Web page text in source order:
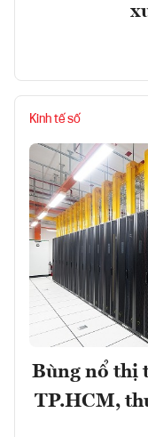
Kinh tế số
Bùng nổ thị
TP.HCM,